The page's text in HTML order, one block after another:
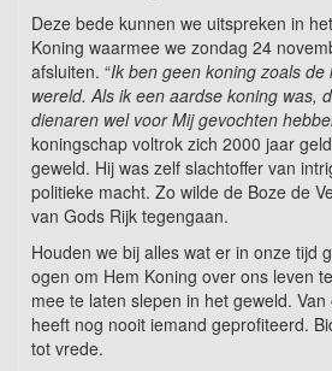
Deze bede kunnen we uitspreken in
Koning waarmee we zondag 24
afsluiten. “Ik ben geen koning zoals
wereld. Als ik een aardse koning was,
dienaren wel voor Mij gevochten
koningschap voltrok zich 2000 jaar
geweld. Hij was zelf slachtoffer van
politieke macht. Zo wilde de Boze de
van Gods Rijk tegengaan.
Houden we bij alles wat er in onze tijd
ogen om Hem Koning over ons leven
mee te laten slepen in het geweld.
heeft nog nooit iemand geprofiteerd.
tot vrede.